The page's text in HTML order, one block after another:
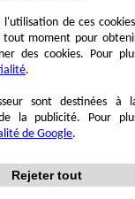
de ces
tout moment pour
des cookies. Pour
.
sont destinées à
la publicité. Pour
de Google.
Rejeter tout